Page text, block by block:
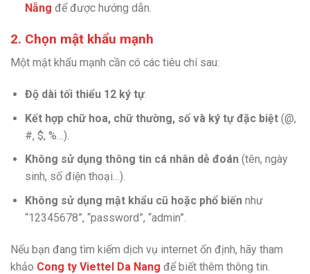
Nẵng để được hướng dẫn.
2. Chọn mật khẩu mạnh
Một mật khẩu mạnh cần có các tiêu chí sau:
Độ dài tối thiểu 12 ký tự.
Kết hợp chữ hoa, chữ thường, số và ký tự đặc biệt(@,
#, $, %…).
Không sử dụng thông tin cá nhân dễ đoán(tên, ngày
sinh, số điện thoại…).
Không sử dụng mật khẩu cũ hoặc phổ biếnnhư
“12345678”, “password”, “admin”.
Nếu bạn đang tìm kiếm dịch vụ internet ổn định, hãy tham
khảo Cong ty Viettel Da Nang để biết thêm thông tin.